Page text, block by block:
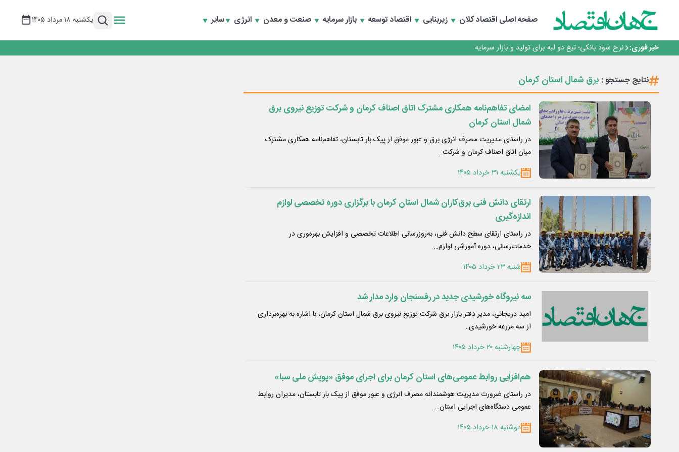
صفحه اصلیاقتصاد کلان زیربنایی اقتصاد توسعه بازار سرمایه صنعت و معدن انرژی سایر یکشنبه ۱۸ مرداد ۱۴۰۵
خبر فوری:
قیمت ملک در دور باطل
رییس‌کل بیمه مرکزی: برای حقوق مردم خط قرمز ندارم
نرخ سود بانکی؛ تیغ دو لبه برای تولید و بازار سرمایه
چشم‌انداز صادرات گوشت مرغ؛ از ناپایداری سیاست‌ها تا اعتماد به خصوصی‌ها
قیمت ملک در دور باطل
رییس‌کل بیمه مرکزی: برای حقوق مردم خط قرمز ندارم
نرخ سود بانکی؛ تیغ دو لبه برای تولید و بازار سرمایه
نتایج جستجو : برق شمال استان کرمان
امضای تفاهم‌نامه همکاری مشترک اتاق اصناف کرمان و شرکت توزیع نیروی برق
شمال استان کرمان
در راستای مدیریت مصرف انرژی برق و عبور موفق از پیک بار تابستان، تفاهم‌نامه همکاری مشترک
میان اتاق اصناف کرمان و شرکت…
یکشنبه ۳۱ خرداد ۱۴۰۵
ارتقای دانش فنی برق‌کاران شمال استان کرمان با برگزاری دوره تخصصی لوازم
اندازه‌گیری
در راستای ارتقای سطح دانش فنی، به‌روزرسانی اطلاعات تخصصی و افزایش بهره‌وری در
خدمات‌رسانی، دوره آموزشی لوازم…
شنبه ۲۳ خرداد ۱۴۰۵
سه نیروگاه خورشیدی جدید در رفسنجان وارد مدار شد
امید دریجانی، مدیر دفتر بازار برق شرکت توزیع نیروی برق شمال استان کرمان، با اشاره به بهره‌برداری
از سه مزرعه خورشیدی…
چهارشنبه ۲۰ خرداد ۱۴۰۵
هم‌افزایی روابط عمومی‌های استان کرمان برای اجرای موفق «پویش ملی سبا»
در راستای ضرورت مدیریت هوشمندانه مصرف انرژی و عبور موفق از پیک بار تابستان، مدیران روابط
عمومی دستگاه‌های اجرایی استان…
دوشنبه ۱۸ خرداد ۱۴۰۵